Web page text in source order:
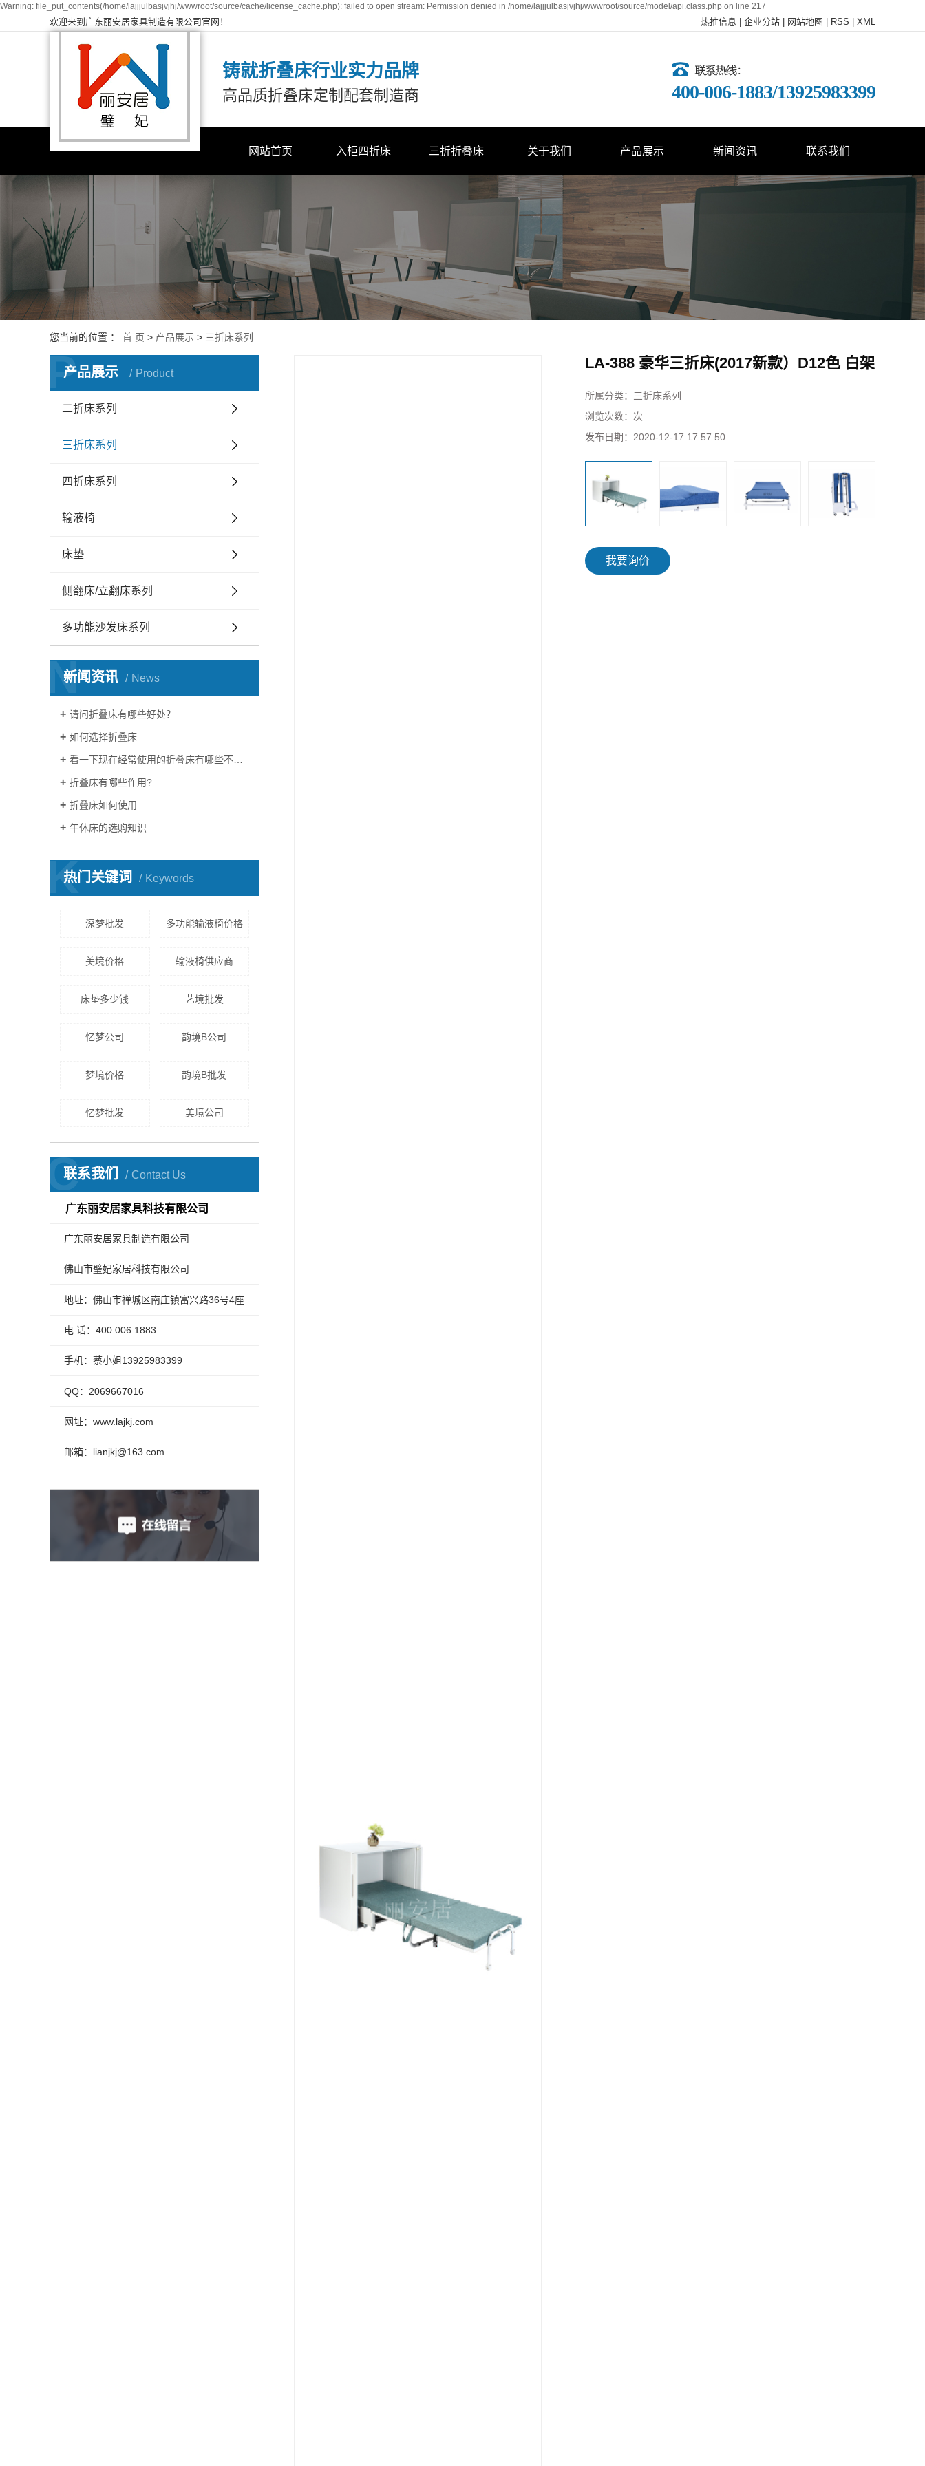
Warning: file_put_contents(/home/lajjjulbasjvjhj/wwwroot/source/cache/license_cache.php): failed to open stream: Permission denied in /home/lajjjulbasjvjhj/wwwroot/source/model/api.class.php on line 217
欢迎来到广东丽安居家具制造有限公司官网！ 热推信息 企业分站 网站地图 RSS XML
铸就折叠床行业实力品牌
高品质折叠床定制配套制造商 400-006-1883/13925983399
网站首页 入柜四折床 三折折叠床 关于我们 产品展示 新闻资讯 联系我们
您当前的位置 ： 首 页 > 产品展示 > 三折床系列
产品展示 Product
P
二折床系列
三折床系列
四折床系列
输液椅
床垫
侧翻床/立翻床系列
多功能沙发床系列
新闻资讯 News
N
请问折叠床有哪些好处？
如何选择折叠床
看一下现在经常使用的折叠床有哪些不同？
折叠床有哪些作用?
折叠床如何使用
午休床的选购知识
热门关键词 Keywords
K
深梦批发 多功能输液椅价格
美境价格 输液椅供应商
床垫多少钱 艺境批发
忆梦公司 韵境B公司
梦境价格 韵境B批发
忆梦批发 美境公司
联系我们 Contact Us
C
广东丽安居家具科技有限公司
广东丽安居家具制造有限公司
佛山市璧妃家居科技有限公司
地址：佛山市禅城区南庄镇富兴路36号4座
电 话：400 006 1883
手机：蔡小姐13925983399
QQ：2069667016
网址：www.lajkj.com
邮箱：lianjkj@163.com
LA-388 豪华三折床(2017新款）D12色 白架
所属分类： 三折床系列
浏览次数： 次
发布日期： 2020-12-17 17:57:50
我要询价